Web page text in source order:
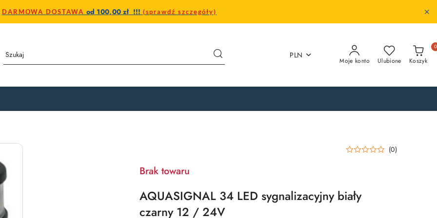
DARMOWA DOSTAWA od 100,00 zł !!! (sprawdź szczegóły)
PLN
Moje konto Ulubione Koszyk
0
(0)
Brak towaru
AQUASIGNAL 34 LED sygnalizacyjny biały
czarny 12 / 24V